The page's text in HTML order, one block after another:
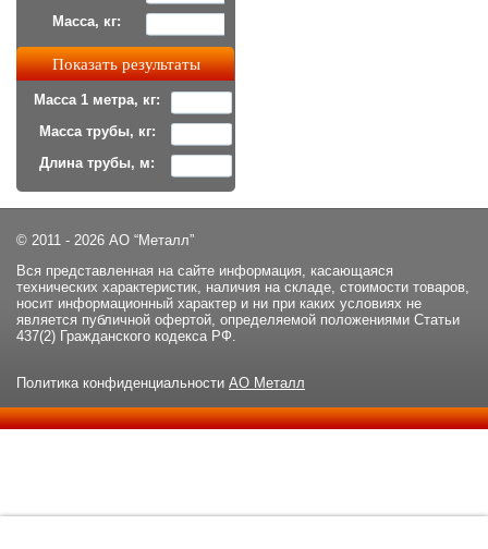
Масса, кг:
Масса 1 метра, кг:
Масса трубы, кг:
Длина трубы, м:
© 2011 - 2026 АО “Металл”
Вся представленная на сайте информация, касающаяся
технических характеристик, наличия на складе, стоимости товаров,
носит информационный характер и ни при каких условиях не
является публичной офертой, определяемой положениями Статьи
437(2) Гражданского кодекса РФ.
Политика конфиденциальности АО Металл